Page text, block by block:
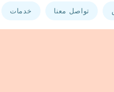
خدمات تواصل معنا